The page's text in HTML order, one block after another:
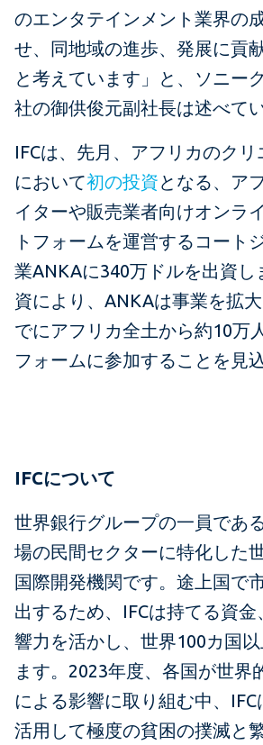
のエンタテインメント業界の
せ、同地域の進歩、発展に貢
と考えています」と、ソニー
社の御供俊元副社長は述べてい
IFCは、先月、アフリカのク
において初の投資となる、ア
イターや販売業者向けオンラ
トフォームを運営するコート
業ANKAに340万ドルを出資し
資により、ANKAは事業を拡
でにアフリカ全土から約10万
フォームに参加することを見
IFCについて
世界銀行グループの一員であ
場の民間セクターに特化した
国際開発機関です。途上国で
出するため、IFCは持てる資
響力を活かし、世界100カ国
ます。2023年度、各国が世界
による影響に取り組む中、
活用して極度の貧困の撲滅と